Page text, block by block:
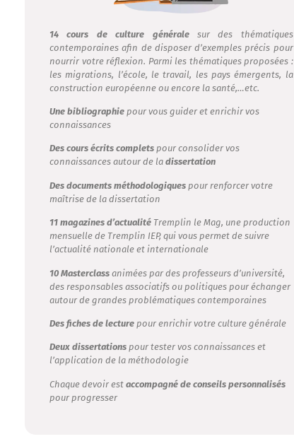
14 cours de culture généralesur des thématiques
contemporaines afin de disposer d’exemples précis pour
nourrir votre réflexion. Parmi les thématiques proposées :
les migrations, l’école, le travail, les pays émergents, la
construction européenne ou encore la santé,…etc.
Une bibliographie pour vous guider et enrichir vos
connaissances
Des cours écrits complets pour consolider vos
connaissances autour de la dissertation
Des documents méthodologiques pour renforcer votre
maîtrise de la dissertation
11 magazines d’actualité Tremplin le Mag, une production
mensuelle de Tremplin IEP, qui vous permet de suivre
l’actualité nationale et internationale
10 Masterclass animées par des professeurs d’université,
des responsables associatifs ou politiques pour échanger
autour de grandes problématiques contemporaines
Des fiches de lecture pour enrichir votre culture générale
Deux dissertations pour tester vos connaissances et
l’application de la méthodologie
Chaque devoir est accompagné de conseils personnalisés
pour progresser